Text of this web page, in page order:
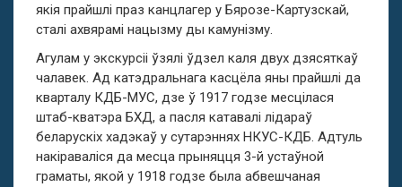
якія прайшлі праз канцлагер у Бярозе-Картузскай,
сталі ахвярамі нацызму ды камунізму.
Агулам у экскурсіі ўзялі ўдзел каля двух дзясяткаў
чалавек. Ад катэдральнага касцёла яны прайшлі да
кварталу КДБ-МУС, дзе ў 1917 годзе месцілася
штаб-кватэра БХД, а пасля катавалі лідараў
беларускіх хадэкаў у сутарэннях НКУС-КДБ. Адтуль
накіраваліся да месца прыняцця 3-й устаўной
граматы, якой у 1918 годзе была абвешчаная